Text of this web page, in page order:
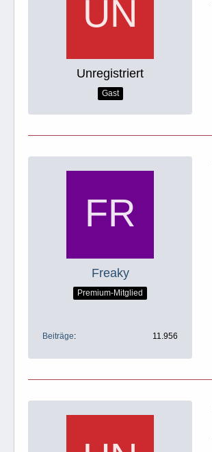
Unregistriert
Gast
Freaky
Premium-Mitglied
Beiträge 11.956